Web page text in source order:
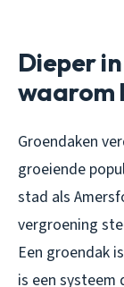
Dieper
waarom
Groendaken
groeiende
stad als
vergroening
Een groendak
is een